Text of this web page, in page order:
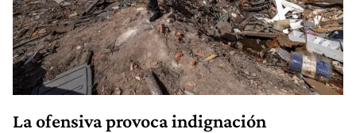
La ofensiva provoca indignación